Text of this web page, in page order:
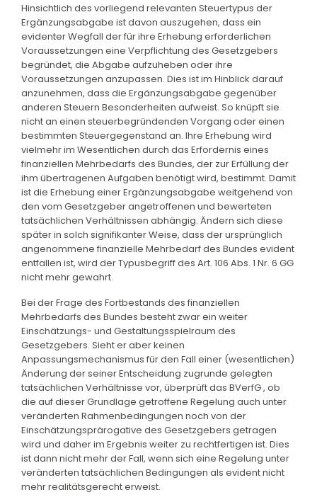
Hinsichtlich des vorliegend relevanten Steuertypus der
Ergänzungsabgabe ist davon auszugehen, dass ein
evidenter Wegfall der für ihre Erhebung erforderlichen
Voraussetzungen eine Verpflichtung des Gesetzgebers
begründet, die Abgabe aufzuheben oder ihre
Voraussetzungen anzupassen. Dies ist im Hinblick darauf
anzunehmen, dass die Ergänzungsabgabe gegenüber
anderen Steuern Besonderheiten aufweist. So knüpft sie
nicht an einen steuerbegründenden Vorgang oder einen
bestimmten Steuergegenstand an. Ihre Erhebung wird
vielmehr im Wesentlichen durch das Erfordernis eines
finanziellen Mehrbedarfs des Bundes, der zur Erfüllung der
ihm übertragenen Aufgaben benötigt wird, bestimmt. Damit
ist die Erhebung einer Ergänzungsabgabe weitgehend von
den vom Gesetzgeber angetroffenen und bewerteten
tatsächlichen Verhältnissen abhängig. Ändern sich diese
später in solch signifikanter Weise, dass der ursprünglich
angenommene finanzielle Mehrbedarf des Bundes evident
entfallen ist, wird der Typusbegriff des Art. 106 Abs. 1 Nr. 6 GG
nicht mehr gewahrt.
Bei der Frage des Fortbestands des finanziellen
Mehrbedarfs des Bundes besteht zwar ein weiter
Einschätzungs- und Gestaltungsspielraum des
Gesetzgebers. Sieht er aber keinen
Anpassungsmechanismus für den Fall einer (wesentlichen)
Änderung der seiner Entscheidung zugrunde gelegten
tatsächlichen Verhältnisse vor, überprüft das BVerfG , ob
die auf dieser Grundlage getroffene Regelung auch unter
veränderten Rahmenbedingungen noch von der
Einschätzungsprärogative des Gesetzgebers getragen
wird und daher im Ergebnis weiter zu rechtfertigen ist. Dies
ist dann nicht mehr der Fall, wenn sich eine Regelung unter
veränderten tatsächlichen Bedingungen als evident nicht
mehr realitätsgerecht erweist.